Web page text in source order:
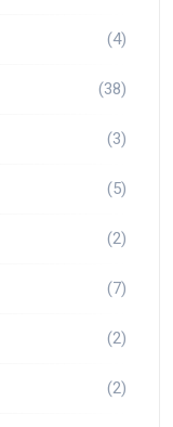
(4)
(38)
(3)
(5)
(2)
(7)
(2)
(2)